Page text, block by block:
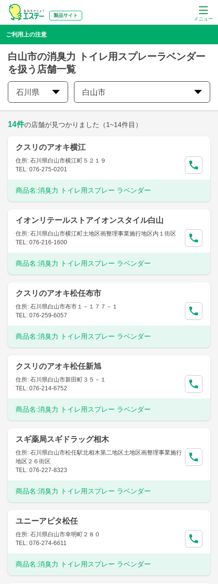
メニュー
製品サイト
ご利用上の注意
白山市の消臭力 トイレ用スプレーラベンダー
を扱う店舗一覧
石川県 白山市
14件の店舗が見つかりました （1~14件目）
クスリのアオキ横江
住所: 石川県白山市横江町５２１９
TEL: 076-275-0201
商品名:消臭力 トイレ用スプレー ラベンダー
イオンリテールストアイオンスタイル白山
住所: 石川県白山市横江町土地区画整理事業施行地区内１街区
TEL: 076-216-1600
商品名:消臭力 トイレ用スプレー ラベンダー
クスリのアオキ松任布市
住所: 石川県白山市布市１－１７７－１
TEL: 076-259-6057
商品名:消臭力 トイレ用スプレー ラベンダー
クスリのアオキ松任新旭
住所: 石川県白山市新田町３５－１
TEL: 076-214-6752
商品名:消臭力 トイレ用スプレー ラベンダー
スギ薬局スギドラッグ相木
住所: 石川県白山市松任駅北相木第二地区土地区画整理事業施行
地区２６街区
TEL: 076-227-8323
商品名:消臭力 トイレ用スプレー ラベンダー
ユニーアピタ松任
住所: 石川県白山市幸明町２８０
TEL: 076-274-6611
商品名:消臭力 トイレ用スプレー ラベンダー